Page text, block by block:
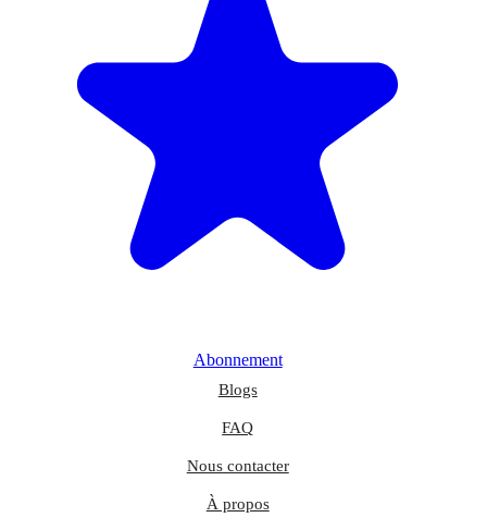
Abonnement
Blogs
FAQ
Nous contacter
À propos